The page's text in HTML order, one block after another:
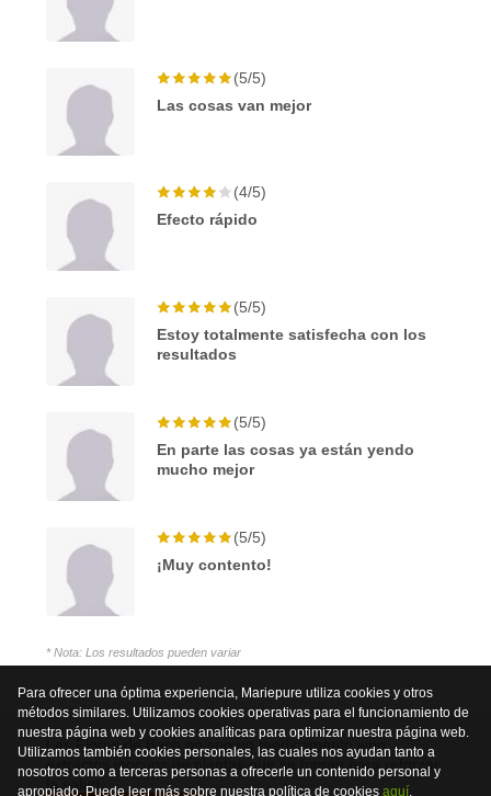
(5/5)
Las cosas van mejor
(4/5)
Efecto rápido
(5/5)
Estoy totalmente satisfecha con los
resultados
(5/5)
En parte las cosas ya están yendo
mucho mejor
(5/5)
¡Muy contento!
* Nota: Los resultados pueden variar
Para ofrecer una óptima experiencia, Mariepure utiliza cookies y otros
métodos similares. Utilizamos cookies operativas para el funcionamiento de
nuestra página web y cookies analíticas para optimizar nuestra página web.
Utilizamos también cookies personales, las cuales nos ayudan tanto a
nosotros como a terceras personas a ofrecerle un contenido personal y
apropiado. Puede leer más sobre nuestra política de cookies aquí
Las Flores de Bach no son un medicamento sino
extractos inocuos de plantas que se toman para reforzar
la salud.